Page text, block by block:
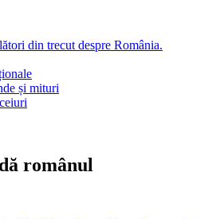
din trecut despre România.
și mituri
românul